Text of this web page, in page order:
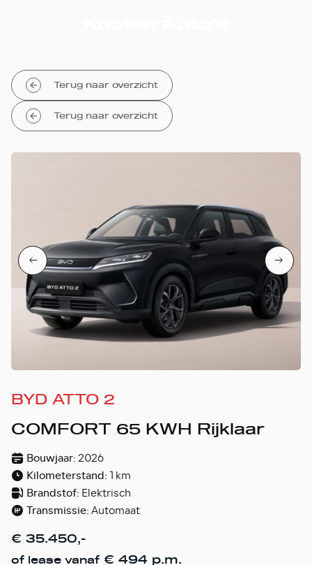
Terug naar overzicht
Terug naar overzicht
BYD ATTO 2
COMFORT 65 KWH Rijklaar
Bouwjaar:2026
Kilometerstand:1 km
Brandstof: Elektrisch
Transmissie:Automaat
€ 35.450,-
of lease vanaf € 494 p.m.